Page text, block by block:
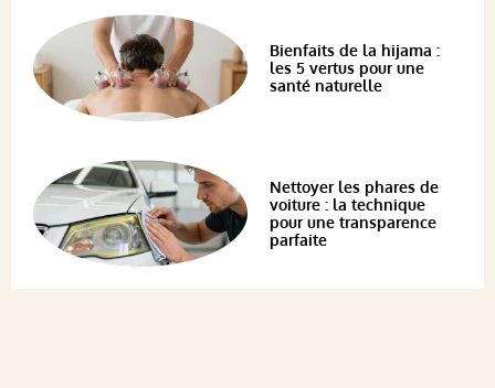
Bienfaits de la hijama :
les 5 vertus pour une
santé naturelle
Nettoyer les phares de
voiture : la technique
pour une transparence
parfaite